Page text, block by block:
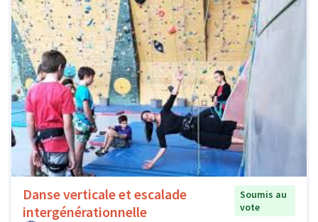
Danse verticale et escalade
intergénérationnelle
Soumis au
vote